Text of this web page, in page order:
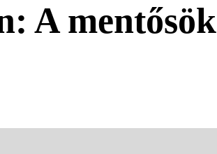
A mentősök